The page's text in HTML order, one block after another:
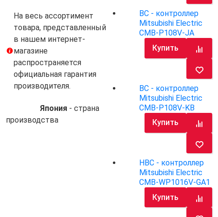
На весь ассортимент
товара, представленный
в нашем интернет-
магазине
распространяется
официальная гарантия
производителя.
Япония - cтрана
производства
BC - контроллер
Mitsubishi Electric
CMB-P108V-JA
Купить
BC - контроллер
Mitsubishi Electric
CMB-P108V-KB
Купить
HBC - контроллер
Mitsubishi Electric
CMB-WP1016V-GA1
Купить